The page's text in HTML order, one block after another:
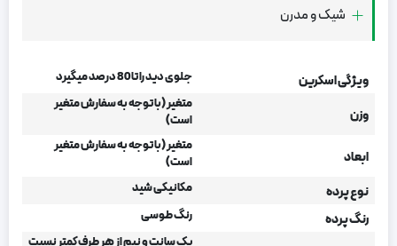
شیک و مدرن
ویژگی اسکرین جلوی دید را تا 80 درصد میگیرد
وزن
متغیر (با توجه به سفارش متغیر
است)
ابعاد
متغیر (با توجه به سفارش متغیر
است)
نوع پرده مکانیکی شید
رنگ پرده رنگ طوسی
یک سانت و نیم از هر طرف کمتر نسبت